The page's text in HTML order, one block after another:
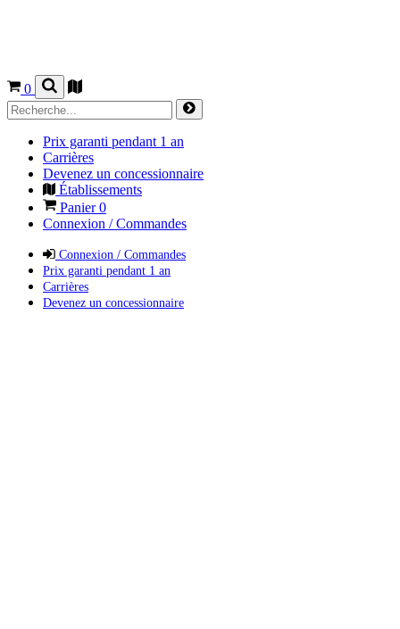
0
Prix garanti pendant 1 an
Carrières
Devenez un concessionnaire
Établissements
Panier0
Connexion / Commandes
Connexion / Commandes
Prix garanti pendant 1 an
Carrières
Devenez un concessionnaire